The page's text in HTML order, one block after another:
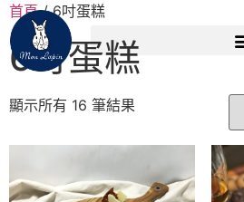
首頁/ 6吋蛋糕
6吋蛋糕
顯示所有 16 筆結果